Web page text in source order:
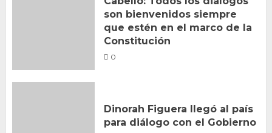
son bienvenidos siempre
que estén en el marco de la
Constitución
0
Dinorah Figuera llegó al país
para diálogo con el Gobierno